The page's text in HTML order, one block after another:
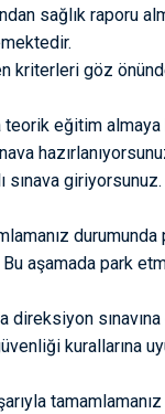
sağlık raporu
kriterleri göz
eğitim almaya
sınava
aşamada park
direksiyon
kurallarına